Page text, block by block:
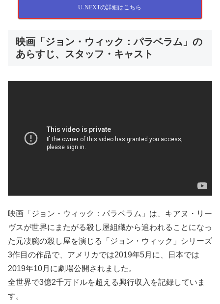
U-NEXTの詳細はこちら
映画「ジョン・ウィック：パラベラム」の
あらすじ、スタッフ・キャスト
映画「ジョン・ウィック：パラベラム」は、キアヌ・リー
ヴスが世界にまたがる殺し屋組織から追われることになっ
た元凄腕の殺し屋を演じる「ジョン・ウィック」シリーズ
3作目の作品で、アメリカでは2019年5月に、日本では
2019年10月に劇場公開されました。
全世界で3億2千万ドルを超える興行収入を記録していま
す。